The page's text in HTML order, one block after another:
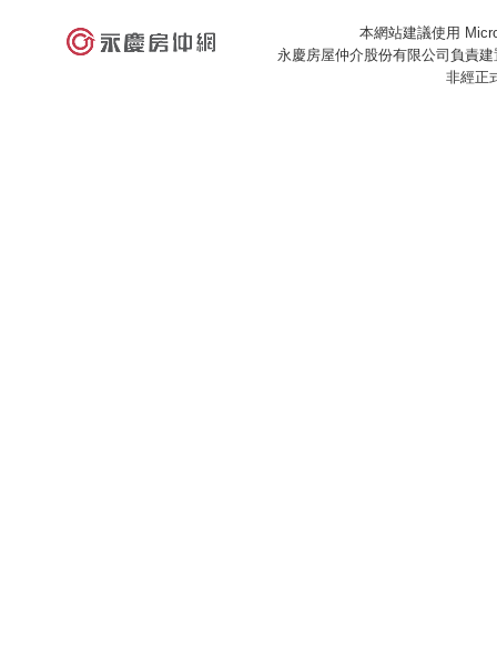
本網站建議使用
永慶房屋仲介股份有限公司負責
非經正